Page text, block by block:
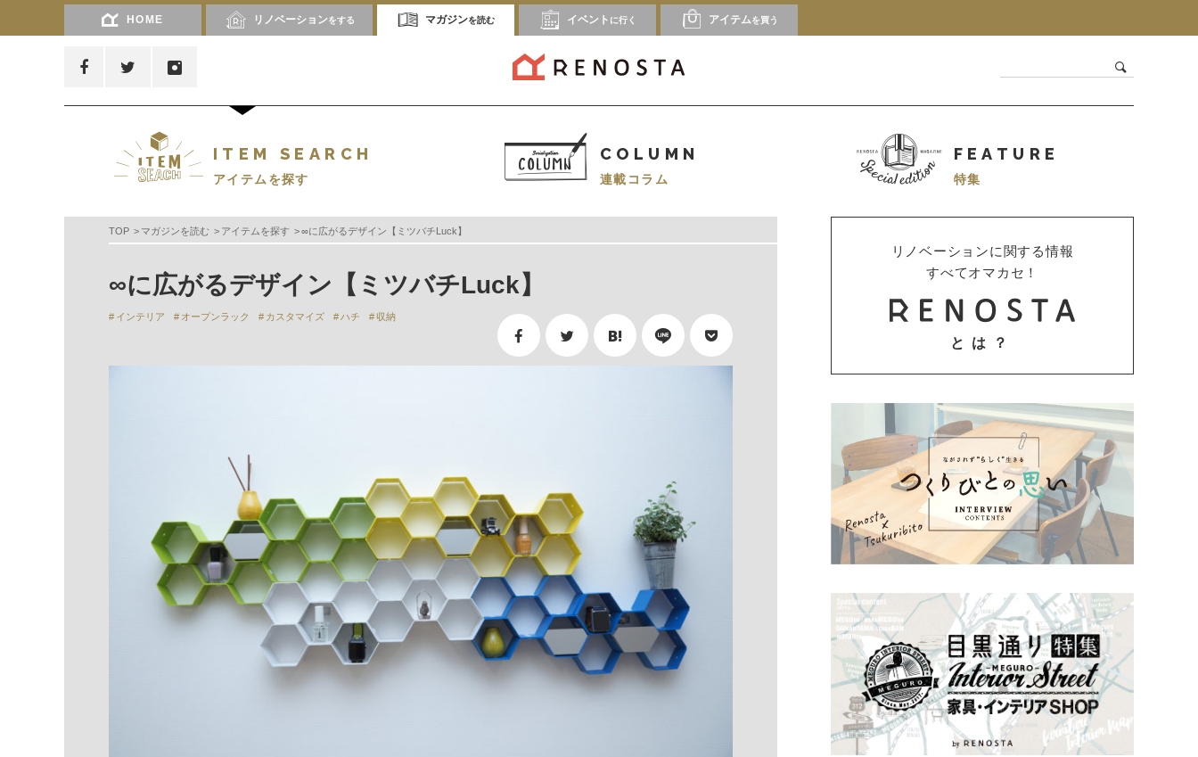
HOME リノベーションをする マガジンを読む イベント に行く アイテムを買う
ITEM SEARCH
アイテムを探す
COLUMN
連載コラム
FEATURE
特集
TOP マガジンを読む アイテムを探す ∞に広がるデザイン【ミツバチLuck】
∞に広がるデザイン【ミツバチLuck】
インテリア オープンラック カスタマイズ ハチ 収納
リノベーションに関する情報
すべてオマカセ！
とは？